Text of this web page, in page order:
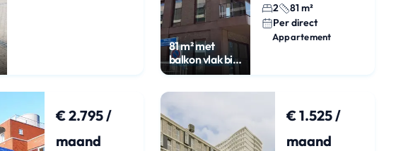
81 m² met
balkon vlak bij
Utrecht CS
2
81 m²
Per direct
Appartement
€ 2.795 /
maand
€ 1.525 /
maand